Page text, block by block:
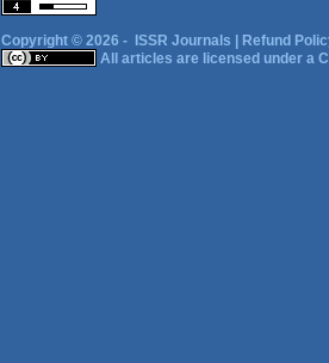
Copyright © 2026 - ISSR Journals
Refund
All articles are licensed under a